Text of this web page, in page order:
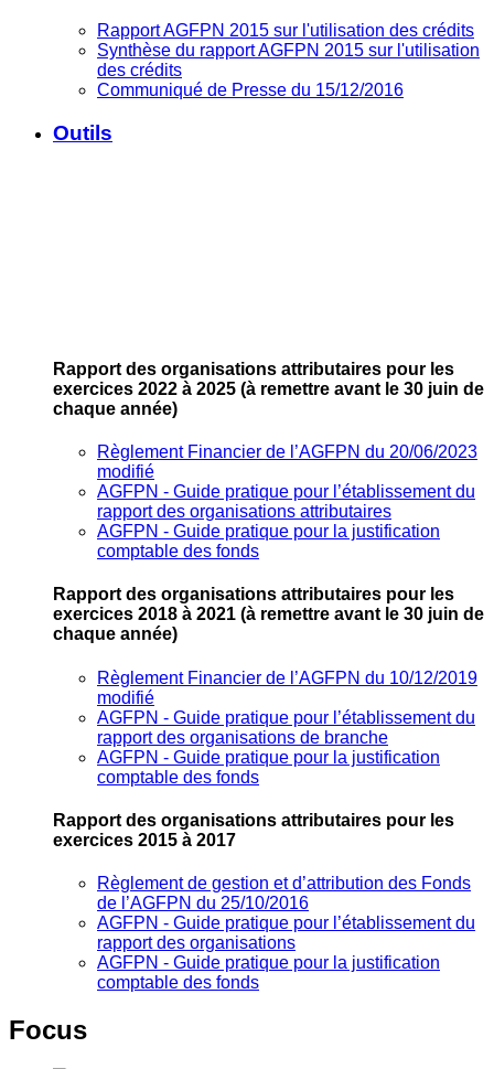
Rapport AGFPN 2015 sur l'utilisation des crédits
Synthèse du rapport AGFPN 2015 sur l'utilisation
des crédits
Communiqué de Presse du 15/12/2016
Outils
Rapport des organisations attributaires pour les
exercices 2022 à 2025 (à remettre avant le 30 juin de
chaque année)
Règlement Financier de l’AGFPN du 20/06/2023
modifié
AGFPN ‐ Guide pratique pour l’établissement du
rapport des organisations attributaires
AGFPN ‐ Guide pratique pour la justification
comptable des fonds
Rapport des organisations attributaires pour les
exercices 2018 à 2021 (à remettre avant le 30 juin de
chaque année)
Règlement Financier de l’AGFPN du 10/12/2019
modifié
AGFPN ‐ Guide pratique pour l’établissement du
rapport des organisations de branche
AGFPN ‐ Guide pratique pour la justification
comptable des fonds
Rapport des organisations attributaires pour les
exercices 2015 à 2017
Règlement de gestion et d’attribution des Fonds
de l’AGFPN du 25/10/2016
AGFPN ‐ Guide pratique pour l’établissement du
rapport des organisations
AGFPN ‐ Guide pratique pour la justification
comptable des fonds
Focus